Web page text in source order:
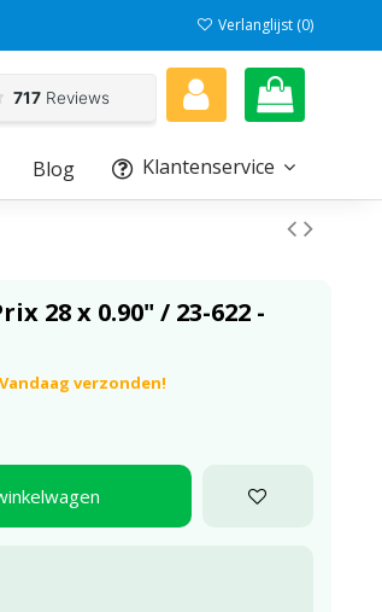
Verlanglijst (0)
Klantenservice
Blog
28 x 0.90" / 23-622 -
verzonden!